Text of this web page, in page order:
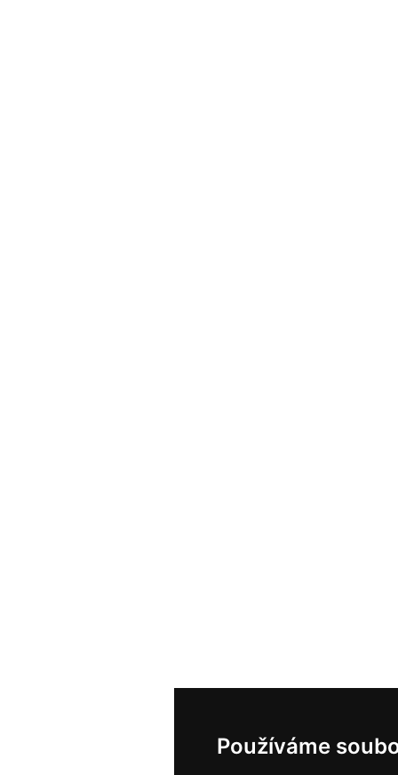
Používáme